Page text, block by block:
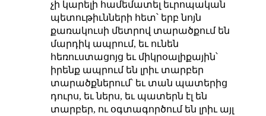
չի կարելի համեմատել եւրոպական
պետութիւնների հետ՝ երբ նոյն
քառակուսի մետրով տարածքում են
մարդիկ ապրում, եւ ունեն
հեռուստացոյց եւ միկրօալիքային՝
իրենք ապրում են լրիւ տարբեր
տարածքներում՝ եւ տան պատերից
դուրս, եւ ներս, եւ պատերն էլ են
տարբեր, ու օգտագործում են լրիւ այլ